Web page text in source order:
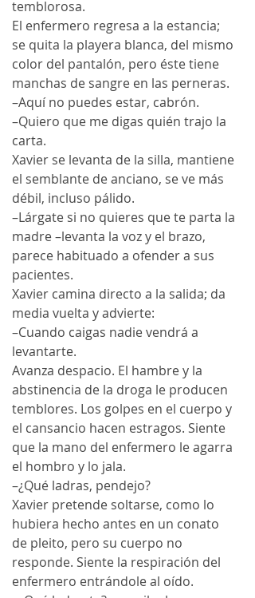
temblorosa.
El enfermero regresa a la estancia;
se quita la playera blanca, del mismo
color del pantalón, pero éste tiene
manchas de sangre en las perneras.
–Aquí no puedes estar, cabrón.
–Quiero que me digas quién trajo la
carta.
Xavier se levanta de la silla, mantiene
el semblante de anciano, se ve más
débil, incluso pálido.
–Lárgate si no quieres que te parta la
madre –levanta la voz y el brazo,
parece habituado a ofender a sus
pacientes.
Xavier camina directo a la salida; da
media vuelta y advierte:
–Cuando caigas nadie vendrá a
levantarte.
Avanza despacio. El hambre y la
abstinencia de la droga le producen
temblores. Los golpes en el cuerpo y
el cansancio hacen estragos. Siente
que la mano del enfermero le agarra
el hombro y lo jala.
–¿Qué ladras, pendejo?
Xavier pretende soltarse, como lo
hubiera hecho antes en un conato
de pleito, pero su cuerpo no
responde. Siente la respiración del
enfermero entrándole al oído.